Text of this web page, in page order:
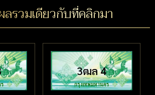
ลรวมเดียวกับที่คลิกมา
3ฒล 4